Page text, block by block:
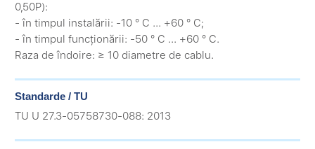
0,50P):
- în timpul instalării: -10 ° C ... +60 ° C;
- în timpul funcționării: -50 ° C ... +60 ° C.
Raza de îndoire: ≥ 10 diametre de cablu.
Standarde / TU
TU U 27.3-05758730-088: 2013